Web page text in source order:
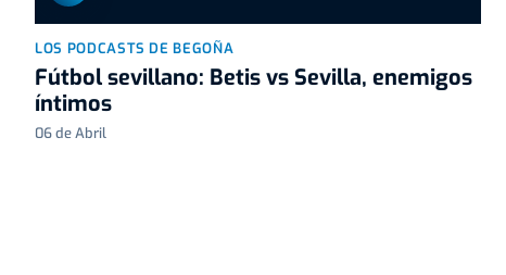
LOS PODCASTS DE BEGOÑA
Fútbol sevillano: Betis vs Sevilla, enemigos
íntimos
06 de Abril